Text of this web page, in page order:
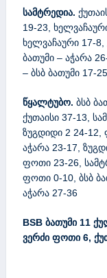
სამტრედია.
19-23,
ხელვაჩაური 17-8,
ბათუმი – აჭარა
– ბსბ ბათუმი 17-
წყალტუბო. ბსბ
ქუთაისი 37-13,
ზუგდიდი 2 24-12,
აჭარა 23-17,
ფოთი 23-26,
ფოთი 0-10, ბსბ
აჭარა 27-36
BSB ბათუმი 11
ვერძი ფოთი 6,